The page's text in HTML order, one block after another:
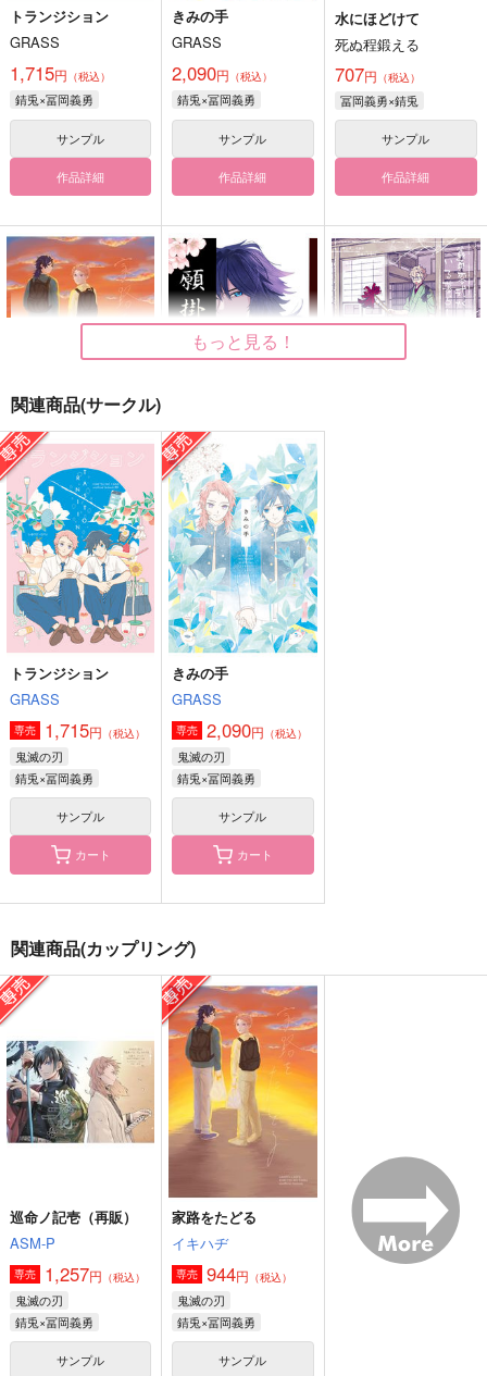
トランジション
GRASS
1,715円 （税込）
錆兎×冨岡義勇
サンプル
作品詳細
きみの手
GRASS
2,090円 （税込）
錆兎×冨岡義勇
サンプル
作品詳細
水にほどけて
死ぬ程鍛える
707円 （税込）
冨岡義勇×錆兎
サンプル
作品詳細
家路をたどる
イキハヂ
944円（税込）
錆兎×冨岡義勇
サンプル
作品詳細
願掛けの髪
まるまるしている
787円（税込）
冨岡義勇×竈門炭治郎
サンプル
作品詳細
jam
1,887円（税込）
不死川実弥×冨岡義勇
サンプル
作品詳細
かめや御昼寝堂
629円（税込）
不死川実弥×冨岡義勇
サンプル
作品詳細
707円（税込）
最尤の話
もっと見る！
関連商品(サークル)
トランジション
GRASS
専売 1,715円 （税込）
鬼滅の刃
錆兎×冨岡義勇
サンプル
カート
きみの手
GRASS
専売 2,090円 （税込）
鬼滅の刃
錆兎×冨岡義勇
サンプル
カート
関連商品(カップリング)
巡命ノ記壱（再販）
ASM-P
専売 1,257円 （税込）
鬼滅の刃
錆兎×冨岡義勇
サンプル
家路をたどる
イキハヂ
専売 944円 （税込）
鬼滅の刃
錆兎×冨岡義勇
サンプル